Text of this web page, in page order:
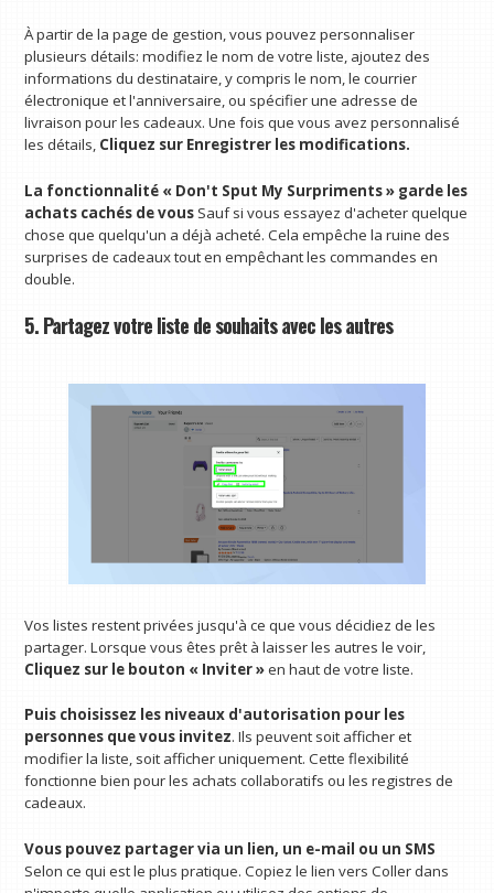
À partir de la page de gestion, vous pouvez personnaliser
plusieurs détails: modifiez le nom de votre liste, ajoutez des
informations du destinataire, y compris le nom, le courrier
électronique et l'anniversaire, ou spécifier une adresse de
livraison pour les cadeaux. Une fois que vous avez personnalisé
les détails, Cliquez sur Enregistrer les modifications.
La fonctionnalité « Don't Sput My Surpriments » garde les
achats cachés de vousSauf si vous essayez d'acheter quelque
chose que quelqu'un a déjà acheté. Cela empêche la ruine des
surprises de cadeaux tout en empêchant les commandes en
double.
5. Partagez votre liste de souhaits avec les autres
Vos listes restent privées jusqu'à ce que vous décidiez de les
partager. Lorsque vous êtes prêt à laisser les autres le voir,
Cliquez sur le bouton « Inviter »en haut de votre liste.
Puis choisissez les niveaux d'autorisation pour les
personnes que vous invitez. Ils peuvent soit afficher et
modifier la liste, soit afficher uniquement. Cette flexibilité
fonctionne bien pour les achats collaboratifs ou les registres de
cadeaux.
Vous pouvez partager via un lien, un e-mail ou un SMS
Selon ce qui est le plus pratique. Copiez le lien vers Coller dans